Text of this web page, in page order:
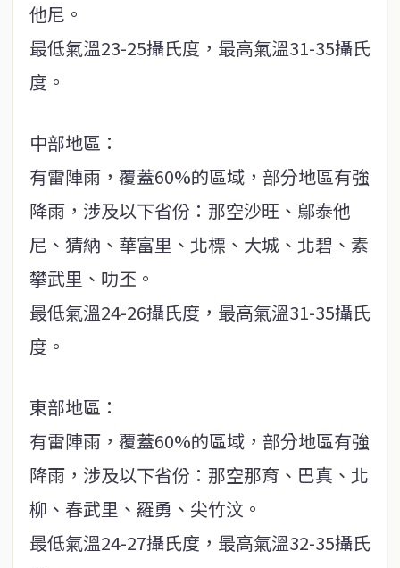
他尼。
最低氣溫23-25攝氏度，最高氣溫31-35攝氏
度。
中部地區：
有雷陣雨，覆蓋60%的區域，部分地區有強
降雨，涉及以下省份：那空沙旺、鄔泰他
尼、猜納、華富里、北標、大城、北碧、素
攀武里、叻丕。
最低氣溫24-26攝氏度，最高氣溫31-35攝氏
度。
東部地區：
有雷陣雨，覆蓋60%的區域，部分地區有強
降雨，涉及以下省份：那空那育、巴真、北
柳、春武里、羅勇、尖竹汶。
最低氣溫24-27攝氏度，最高氣溫32-35攝氏